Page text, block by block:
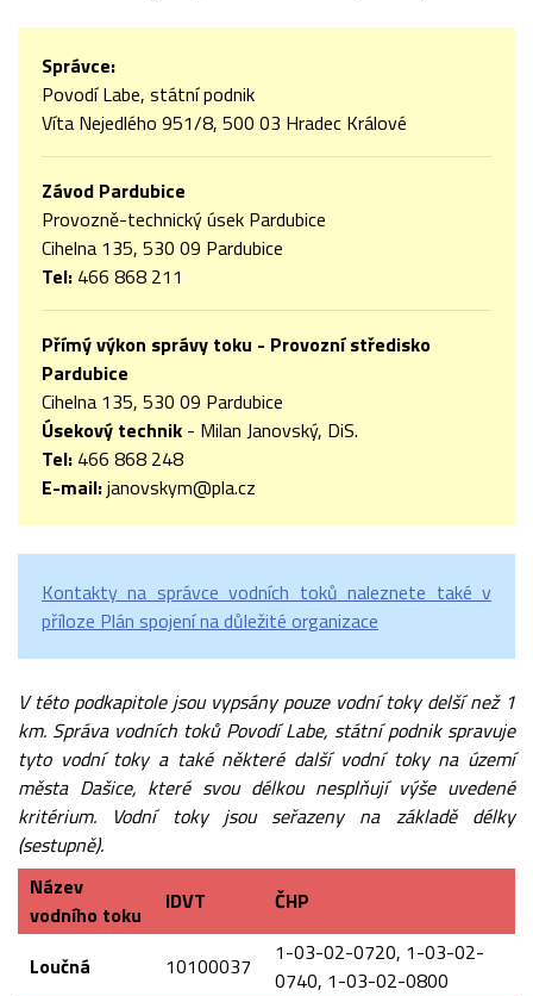
Správce:
Povodí Labe, státní podnik
Víta Nejedlého 951/8, 500 03 Hradec Králové
Závod Pardubice
Provozně-technický úsek Pardubice
Cihelna 135, 530 09 Pardubice
Tel: 466 868 211
Přímý výkon správy toku - Provozní středisko
Pardubice
Cihelna 135, 530 09 Pardubice
Úsekový technik - Milan Janovský, DiS.
Tel: 466 868 248
E-mail:janovskym@pla.cz
Kontakty na správce vodních toků naleznete také v
příloze Plán spojení na důležité organizace
V této podkapitole jsou vypsány pouze vodní toky delší než 1
km. Správa vodních toků Povodí Labe, státní podnik spravuje
tyto vodní toky a také některé další vodní toky na území
města Dašice, které svou délkou nesplňují výše uvedené
kritérium. Vodní toky jsou seřazeny na základě délky
(sestupně).
Název
vodního toku
IDVT ČHP
Loučná 10100037
1-03-02-0720, 1-03-02-
0740, 1-03-02-0800